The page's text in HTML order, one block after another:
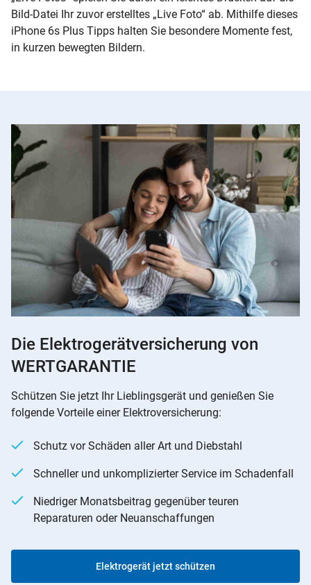
Bild-Datei Ihr zuvor erstelltes „Live Foto“ ab. Mithilfe dieses
iPhone 6s Plus Tipps halten Sie besondere Momente fest,
in kurzen bewegten Bildern.
Die Elektrogerätversicherung von
WERTGARANTIE
Schützen Sie jetzt Ihr Lieblingsgerät und genießen Sie
folgende Vorteile einer Elektroversicherung:
Schutz vor Schäden aller Art und Diebstahl
Schneller und unkomplizierter Service im Schadenfall
Niedriger Monatsbeitrag gegenüber teuren
Reparaturen oder Neuanschaffungen
Elektrogerät jetzt schützen